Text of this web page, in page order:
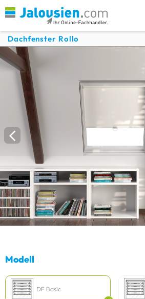
Dachfenster Rollo
Modell
DF Basic